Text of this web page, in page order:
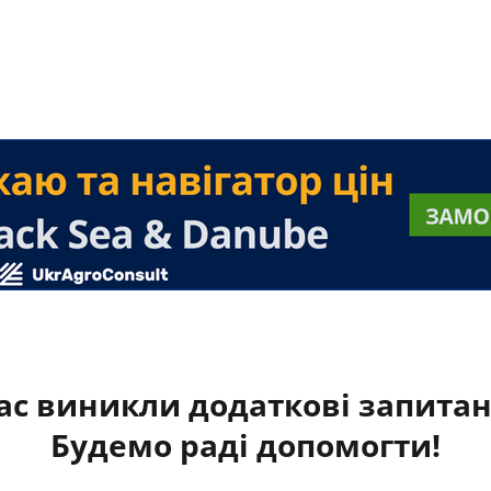
виникли додаткові
Будемо раді допомогти!